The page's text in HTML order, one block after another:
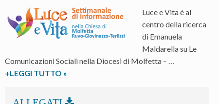
Luce e Vita è al
centro della ricerca
di Emanuela
Maldarella su Le
Comunicazioni Sociali nella Diocesi di Molfetta – …
+LEGGI TUTTO Le
Sociali
»